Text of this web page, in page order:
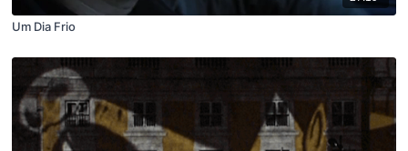
Um Dia Frio